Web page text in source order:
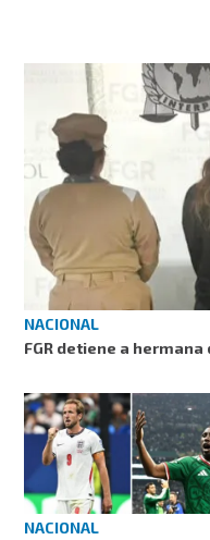
NACIONAL
FGR detiene a hermana
NACIONAL